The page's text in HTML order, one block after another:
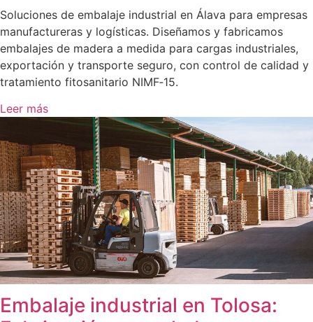
Soluciones de embalaje industrial en Álava para empresas
manufactureras y logísticas. Diseñamos y fabricamos
embalajes de madera a medida para cargas industriales,
exportación y transporte seguro, con control de calidad y
tratamiento fitosanitario NIMF‑15.
Leer más
Embalaje industrial en Tolosa: